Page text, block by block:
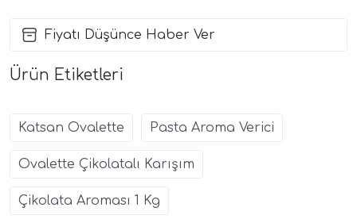
Fiyatı Düşünce Haber Ver
Ürün Etiketleri
Katsan Ovalette Pasta Aroma Verici
Ovalette Çikolatalı Karışım
Çikolata Aroması 1 Kg